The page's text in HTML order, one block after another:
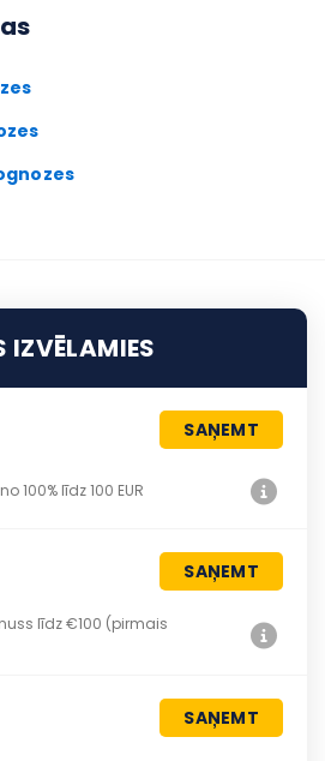
IZVĒLAMIES
SAŅEMT
100% līdz 100 EUR
SAŅEMT
līdz €100 (pirmais
SAŅEMT